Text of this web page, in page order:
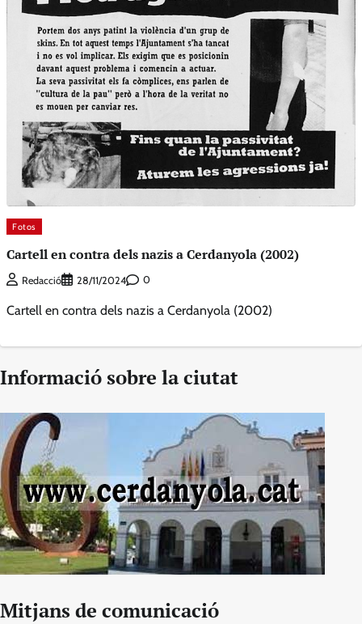
Fotos
Cartell en contra dels nazis a Cerdanyola (2002)
Redacció 28/11/2024 0
Cartell en contra dels nazis a Cerdanyola (2002)
Informació sobre la ciutat
Mitjans de comunicació